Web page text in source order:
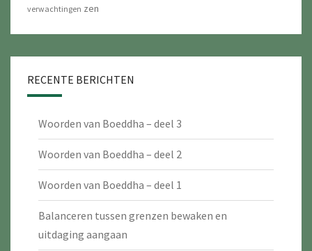
verwachtingen zen
RECENTE BERICHTEN
Woorden van Boeddha – deel 3
Woorden van Boeddha – deel 2
Woorden van Boeddha – deel 1
Balanceren tussen grenzen bewaken en
uitdaging aangaan